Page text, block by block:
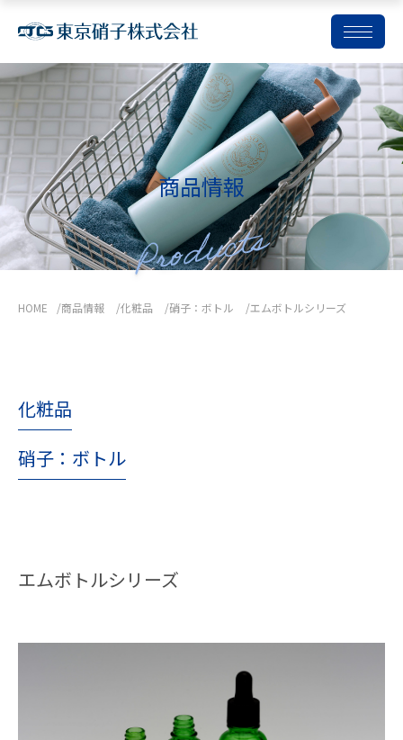
コ
テ
ン
ツ
を
ス
キ
商品情報
HOME 商品情報 化粧品 硝子：ボトル エムボトルシリーズ
化粧品
硝子：ボトル
エムボトルシリーズ